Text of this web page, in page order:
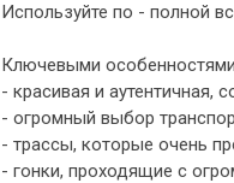
Используйте по - полной
Ключевыми
- красивая и аутентичная,
- огромный выбор
- трассы, которые очень
- гонки, проходящие с